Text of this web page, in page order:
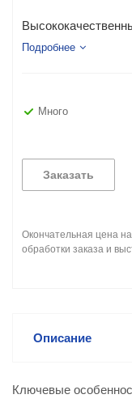
Подробнее
Много
Заказать
Окончательная цена
обработки заказа и
Описание
Ключевые